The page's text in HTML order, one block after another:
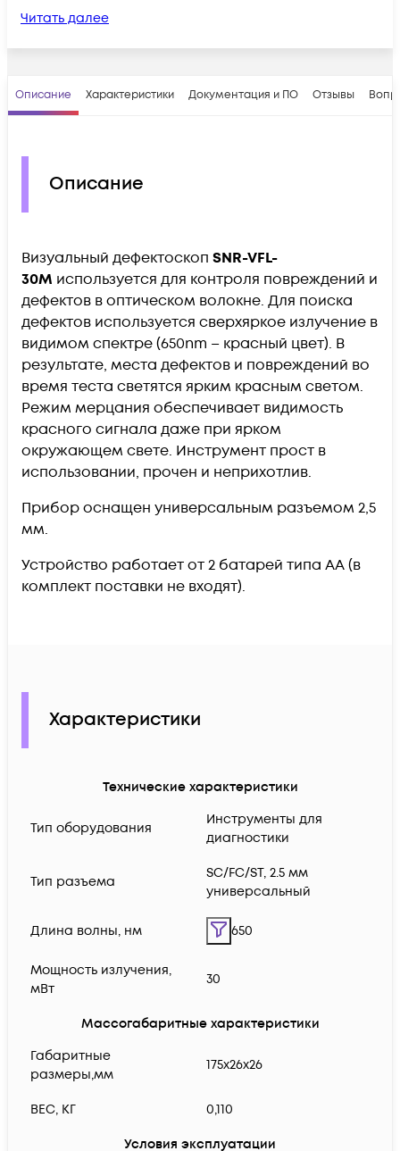
Читать далее
Описание Характеристики Документация и ПО Отзывы
Описание
Визуальный дефектоскоп SNR-VFL-
30M используется для контроля повреждений и
дефектов в оптическом волокне. Для поиска
дефектов используется сверхяркое излучение в
видимом спектре (650nm – красный цвет). В
результате, места дефектов и повреждений во
время теста светятся ярким красным светом.
Режим мерцания обеспечивает видимость
красного сигнала даже при ярком
окружающем свете. Инструмент прост в
использовании, прочен и неприхотлив.
Прибор оснащен универсальным разъемом 2,5
мм.
Устройство работает от 2 батарей типа АА (в
комплект поставки не входят).
Характеристики
Технические характеристики
Тип оборудования
Инструменты для
диагностики
Тип разъема
SC/FC/ST, 2.5 мм
универсальный
Длина волны, нм 650
Мощность излучения,
мВт
30
Массогабаритные характеристики
Габаритные
размеры,мм
175x26x26
ВЕС, КГ 0,110
Условия эксплуатации